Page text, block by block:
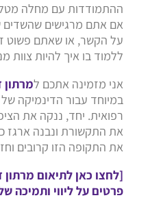
ההתמודדות עם מחלה
אם אתם מרגישים
על הקשר, או שאתם פשוט
ללמוד בו איך להיות צוות
אני מזמינה אתכם למרתון
במיוחד עבור הדינמיקה
רפואית. יחד, ננקה את
את התקשורת ונבנה ארגז
את התקופה הזו קרובים
[לחצו כאן לתיאום מרתון
פרטים על ליווי ותמיכה